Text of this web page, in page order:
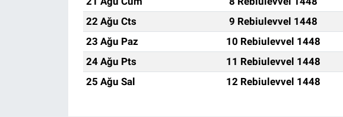
22 Ağu Cts
9 Rebiulevvel 1448
23 Ağu Paz
10 Rebiulevvel 1448
24 Ağu Pts
11 Rebiulevvel 1448
25 Ağu Sal
12 Rebiulevvel 1448